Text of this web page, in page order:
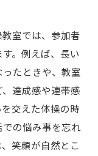
室では、参加者
。例えば、長い
たときや、教室
達成感や連帯感
交えた体操の時
の悩み事を忘れ
笑顔が自然とこ